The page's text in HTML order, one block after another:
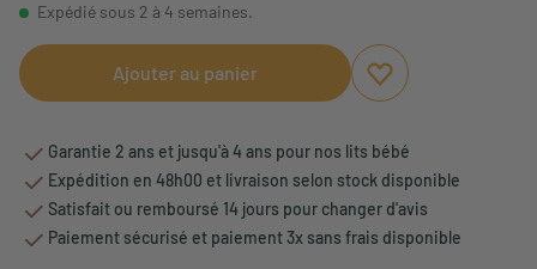
Expédié sous 2 à 4 semaines.
Ajouter au panier
Ajouter aux favoris
Supprimer des
Garantie 2 ans et jusqu'à 4 ans pour nos lits bébé
Expédition en 48h00 et livraison selon stock disponible
Satisfait ou remboursé 14 jours pour changer d'avis
Paiement sécurisé et paiement 3x sans frais disponible